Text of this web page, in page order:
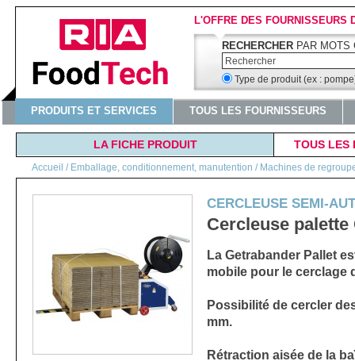
L'OFFRE DES FOURNISSEURS
RECHERCHER PAR MOTS
Type de produit (ex :
PRODUITS ET SERVICES TOUS LES FOURNISSEURS
LA FICHE PRODUIT TOUS LES
Accueil / Emballage, conditionnement, manutention / Machines de
CERCLEUSE SEMI-
Cercleuse
La Getrabander Pallet
mobile pour le cerclage
Possibilité de cercler
mm.
Rétraction aisée de la